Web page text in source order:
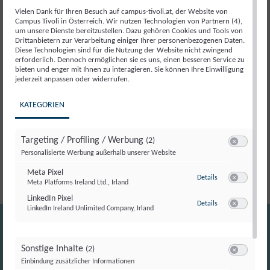
Beschreibung
Péter Magyar hat mit seinem Wahlkampf die politische
Politik Parteiapparate zu setzen, mobilisierte er über
direkte Ansprache, soziale Medien und überraschend
offene Auftritte tausende Menschen – und machte
Politik plötzlich wieder greifbar und spannend.
Vielen Dank für Ihren Besuch auf campus-tivoli.at, der Website von
Campus Tivoli in Österreich. Wir nutzen Technologien von Partnern (4),
um unsere Dienste bereitzustellen. Dazu gehören Cookies und Tools von
Drittanbietern zur Verarbeitung einiger Ihrer personenbezogenen Daten.
Diese Technologien sind für die Nutzung der Website nicht zwingend
erforderlich. Dennoch ermöglichen sie es uns, einen besseren Service zu
bieten und enger mit Ihnen zu interagieren. Sie können Ihre Einwilligung
jederzeit anpassen oder widerrufen.
KATEGORIEN
Targeting / Profiling / Werbung (2)
Personalisierte Werbung außerhalb unserer Website
Meta Pixel
Meta Platforms Ireland Ltd., Irland
Details zu Meta Pixel
LinkedIn Pixel
LinkedIn Ireland Unlimited Company, Irland
Details zu LinkedIn Pixel
Sonstige Inhalte (2)
Einbindung zusätzlicher Informationen